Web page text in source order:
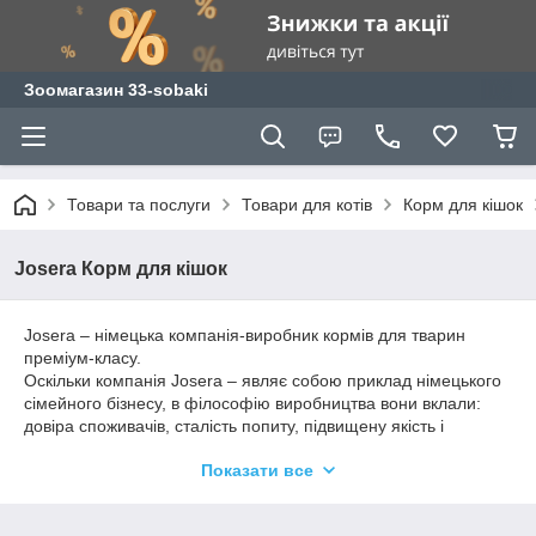
Зоомагазин 33-sobaki
Товари та послуги Товари для котів Корм для кішок
Josera Корм для кішок
Josera – німецька компанія-виробник кормів для тварин
преміум-класу.
Оскільки компанія Josera – являє собою приклад німецького
сімейного бізнесу, в філософію виробництва вони вклали:
довіра споживачів, сталість попиту, підвищену якість і
підбору інгредієнтів, ретельного контролю за якістю готової
Показати все